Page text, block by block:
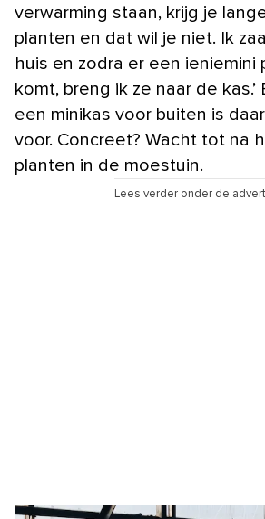
verwarming staan, krijg je
planten en dat wil je niet. Ik
huis en zodra er een ieniemini
komt, breng ik ze naar de
een minikas voor buiten is
voor. Concreet? Wacht tot na
planten in de moestuin.
Lees verder onder de